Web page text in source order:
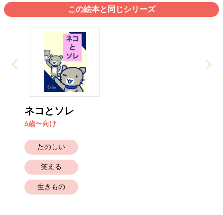
この絵本と同じシリーズ
ネコとソレ
6歳〜向け
たのしい
笑える
生きもの